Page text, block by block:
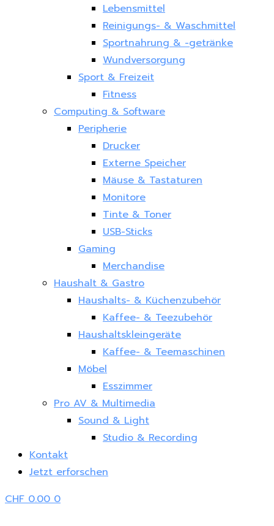
Lebensmittel
Reinigungs- & Waschmittel
Sportnahrung & -getränke
Wundversorgung
Sport & Freizeit
Fitness
Computing & Software
Peripherie
Drucker
Externe Speicher
Mäuse & Tastaturen
Monitore
Tinte & Toner
USB-Sticks
Gaming
Merchandise
Haushalt & Gastro
Haushalts- & Küchenzubehör
Kaffee- & Teezubehör
Haushaltskleingeräte
Kaffee- & Teemaschinen
Möbel
Esszimmer
Pro AV & Multimedia
Sound & Light
Studio & Recording
Kontakt
Jetzt erforschen
CHF0.00 0